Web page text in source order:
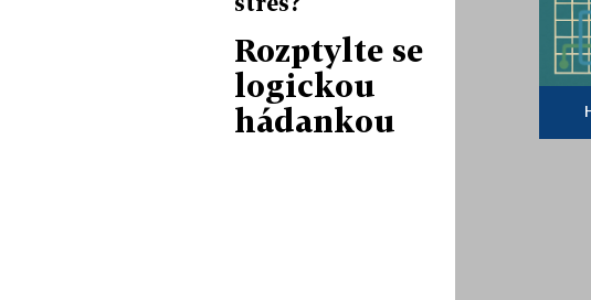
Rozptylte se
logickou
hádankou